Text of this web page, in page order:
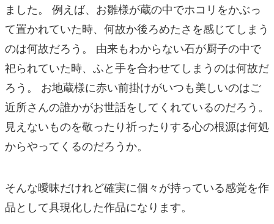
ました。 例えば、お雛様が蔵の中でホコリをかぶっ
て置かれていた時、何故か後ろめたさを感じてしまう
のは何故だろう。 由来もわからない石が厨子の中で
祀られていた時、ふと手を合わせてしまうのは何故だ
ろう。 お地蔵様に赤い前掛けがいつも美しいのはご
近所さんの誰かがお世話をしてくれているのだろう。
見えないものを敬ったり祈ったりする心の根源は何処
からやってくるのだろうか。
そんな曖昧だけれど確実に個々が持っている感覚を作
品として具現化した作品になります。